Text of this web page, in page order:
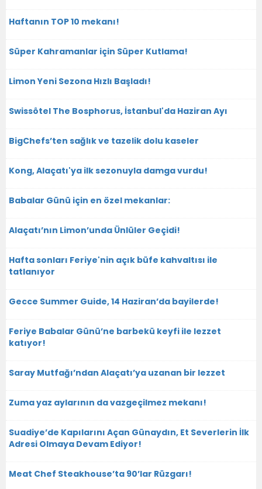
Haftanın TOP 10 mekanı!
Süper Kahramanlar için Süper Kutlama!
Limon Yeni Sezona Hızlı Başladı!
Swissôtel The Bosphorus, İstanbul'da Haziran Ayı
BigChefs’ten sağlık ve tazelik dolu kaseler
Kong, Alaçatı'ya ilk sezonuyla damga vurdu!
Babalar Günü için en özel mekanlar:
Alaçatı’nın Limon’unda Ünlüler Geçidi!
Hafta sonları Feriye'nin açık büfe kahvaltısı ile
tatlanıyor
Gecce Summer Guide, 14 Haziran’da bayilerde!
Feriye Babalar Günü’ne barbekü keyfi ile lezzet
katıyor!
Saray Mutfağı’ndan Alaçatı’ya uzanan bir lezzet
Zuma yaz aylarının da vazgeçilmez mekanı!
Suadiye’de Kapılarını Açan Günaydın, Et Severlerin İlk
Adresi Olmaya Devam Ediyor!
Meat Chef Steakhouse’ta 90’lar Rüzgarı!